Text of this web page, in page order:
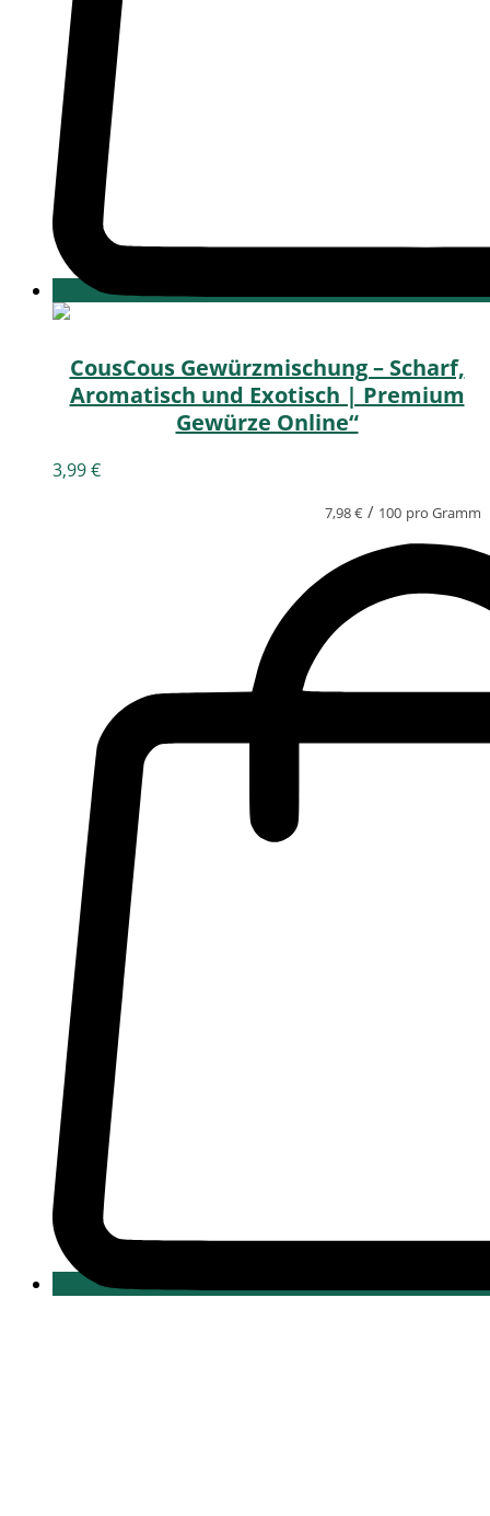
CousCous Gewürzmischung – Scharf,
Aromatisch und Exotisch | Premium
Gewürze Online“
3,99€
7,98€ / 100 pro Gramm